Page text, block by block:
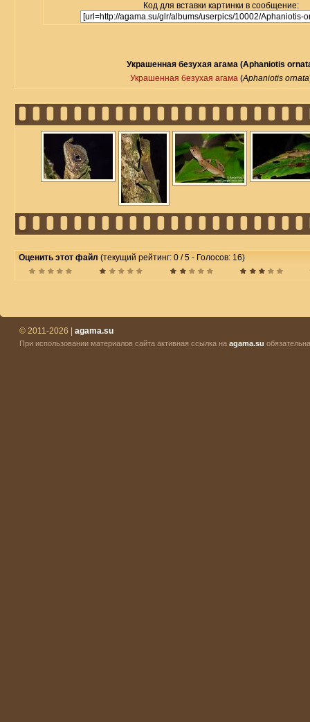
Код для вставки картинки в сообщение:
Украшенная безухая агама (Aphaniotis
Украшенная безухая агама (Aphaniotis ornata
Оценить этот файл (текущий рейтинг: 0 / 5 - Голосов: 16)
© 2011-2026 | agama.su
При использовании материалов сайта активная ссылка на agama.su